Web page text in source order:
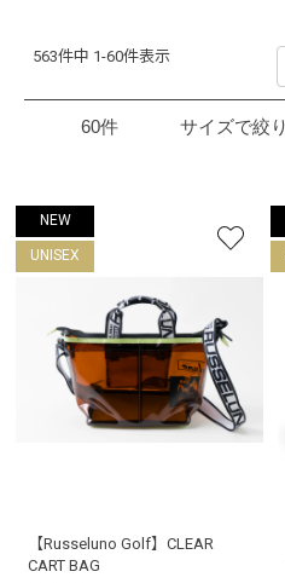
563件中 1-60件表示
NEW
UNISEX
【Russeluno Golf】CLEAR
CART BAG